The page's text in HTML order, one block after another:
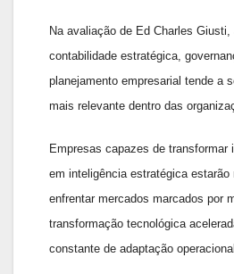
Na avaliação de Ed Charles
contabilidade estratégica,
planejamento empresarial tende a
mais relevante dentro das
Empresas capazes de transformar
em inteligência estratégica estarão
enfrentar mercados marcados por
transformação tecnológica
constante de adaptação